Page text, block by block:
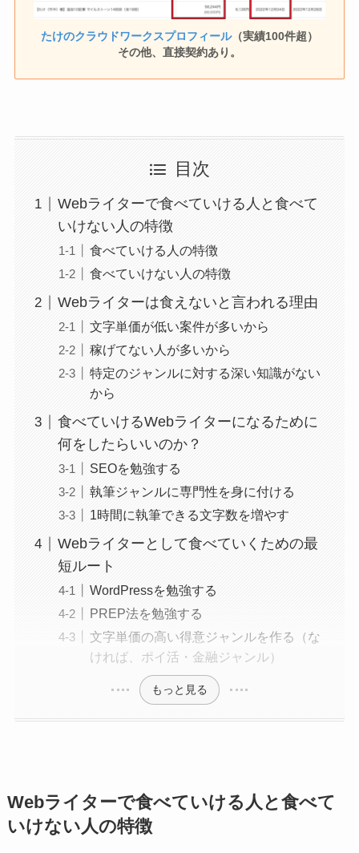
たけのクラウドワークスプロフィール（実績100件超）
その他、直接契約あり。
目次
Webライターで食べていける人と食べて
いけない人の特徴
食べていける人の特徴
食べていけない人の特徴
Webライターは食えないと言われる理由
文字単価が低い案件が多いから
稼げてない人が多いから
特定のジャンルに対する深い知識がない
から
食べていけるWebライターになるために
何をしたらいいのか？
SEOを勉強する
執筆ジャンルに専門性を身に付ける
1時間に執筆できる文字数を増やす
Webライターとして食べていくための最
短ルート
WordPressを勉強する
PREP法を勉強する
文字単価の高い得意ジャンルを作る（な
ければ、ポイ活・金融ジャンル）
もっと見る
Webライターで食べていける人と食べて
いけない人の特徴